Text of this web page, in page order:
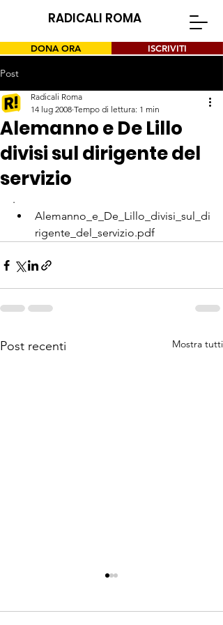
RADICALI ROMA
DONA ORA ISCRIVITI
Post
Alemanno e De Lillo
divisi sul dirigente del
servizio
Radicali Roma
14 lug 2008 Tempo di lettura: 1 min
.
Alemanno_e_De_Lillo_divisi_sul_di
rigente_del_servizio.pdf
Post recenti Mostra tutti